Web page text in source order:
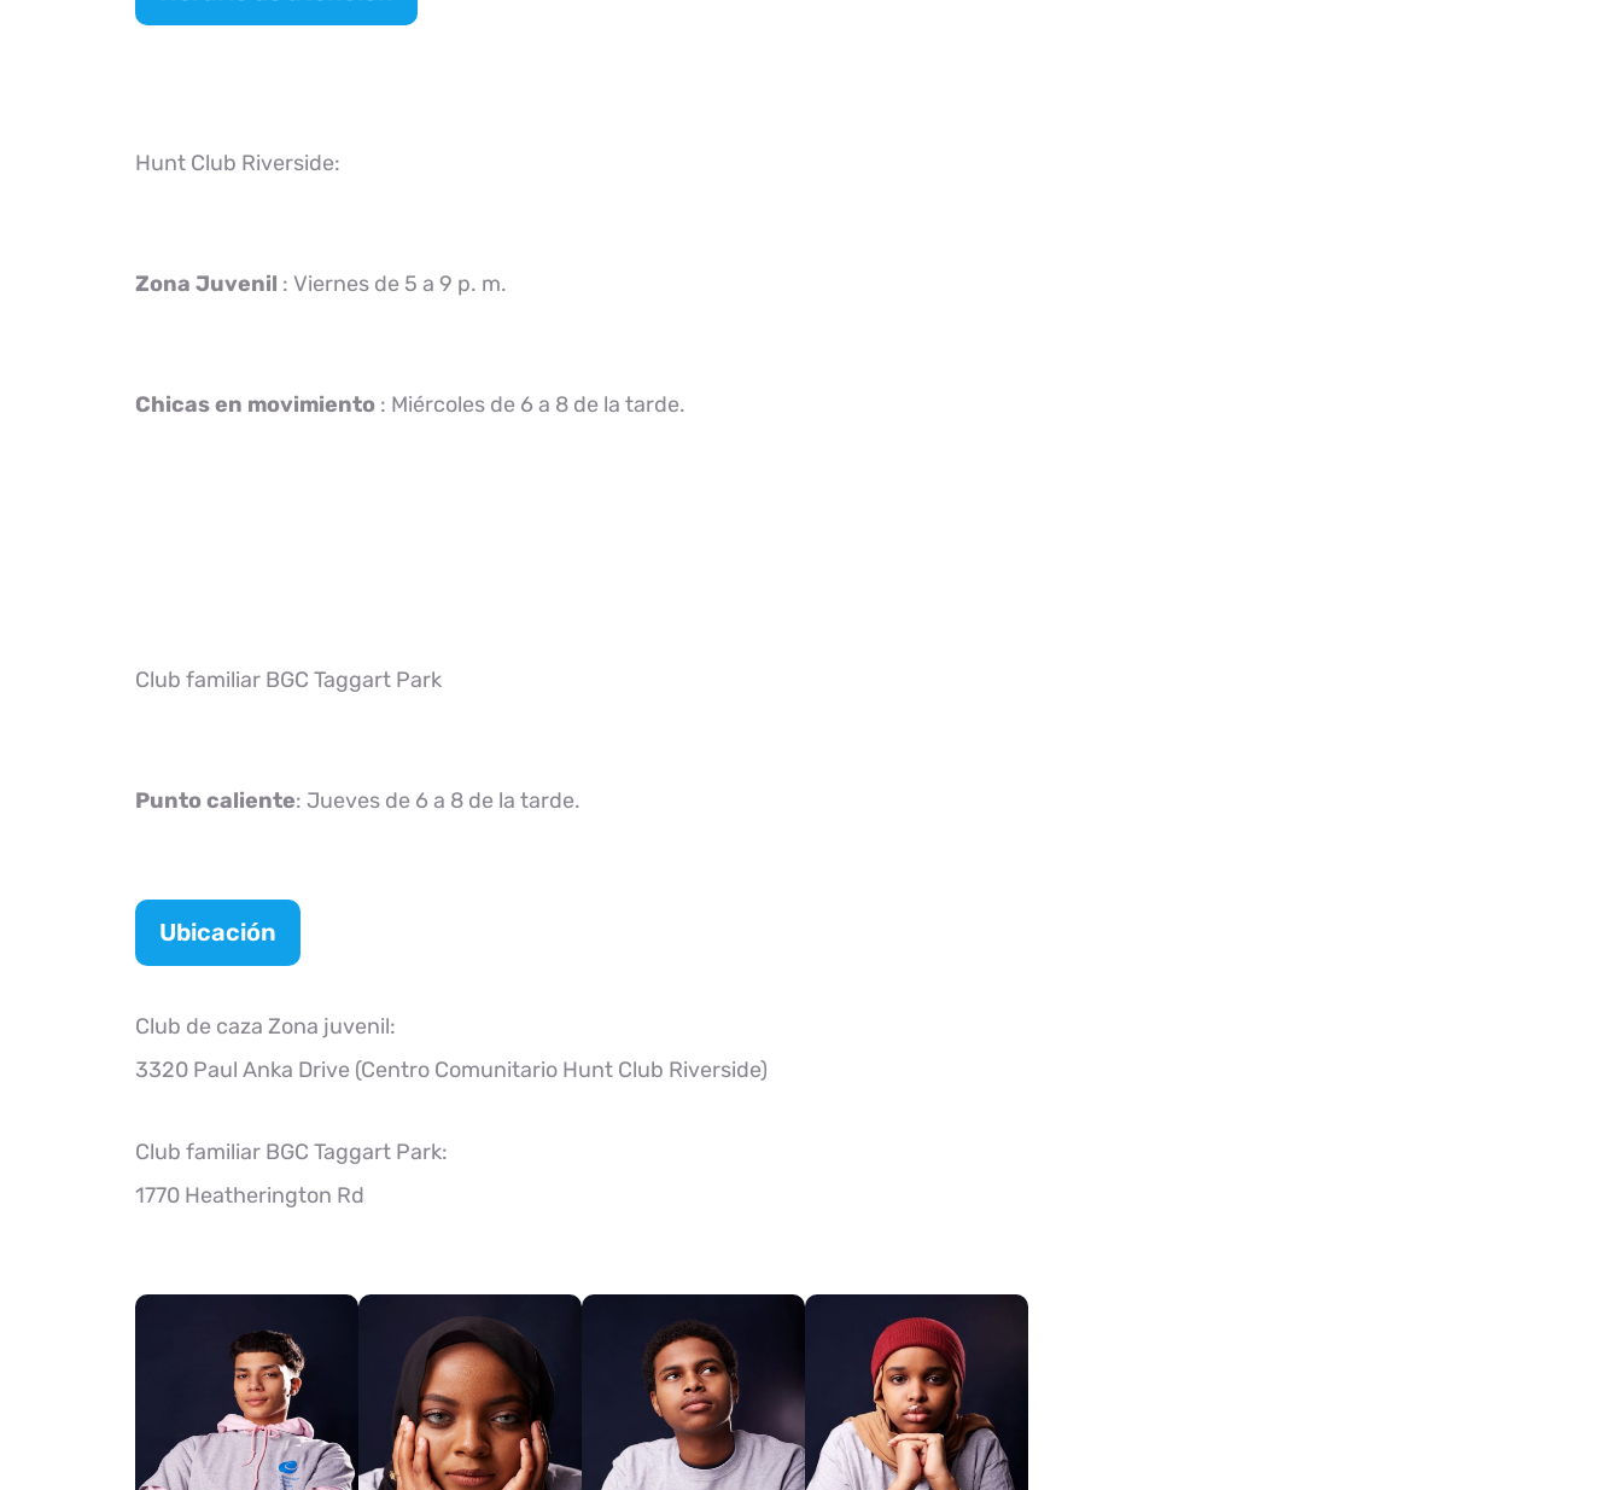
Hunt Club Riverside:
Zona Juvenil : Viernes de 5 a 9 p. m.
Chicas en movimiento : Miércoles de 6 a 8 de la tarde.
Club familiar BGC Taggart Park
Punto caliente: Jueves de 6 a 8 de la tarde.
Ubicación
Club de caza Zona juvenil:
3320 Paul Anka Drive (Centro Comunitario Hunt Club Riverside)
Club familiar BGC Taggart Park:
1770 Heatherington Rd